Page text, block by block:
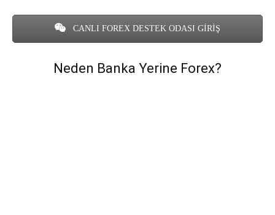
CANLI FOREX DESTEK ODASI GİRİŞ
Neden Banka Yerine Forex?